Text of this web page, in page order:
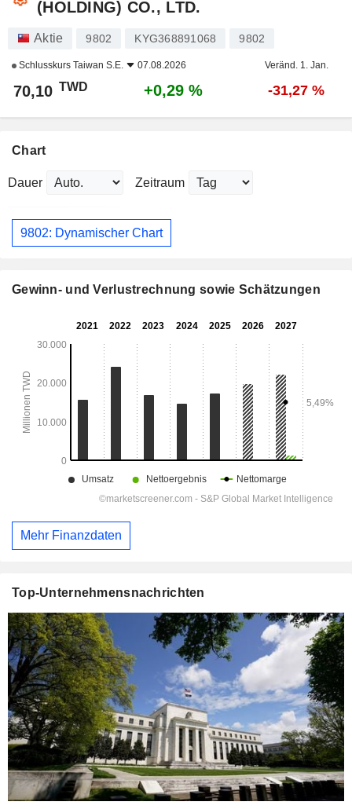
(HOLDING) CO., LTD.
Aktie 9802 KYG368891068 9802
Schlusskurs Taiwan S.E. 07.08.2026 Veränd. 1. Jan.
70,10 TWD +0,29 % -31,27 %
Chart
Dauer Zeitraum
9802: Dynamischer Chart
Gewinn- und Verlustrechnung sowie Schätzungen
Mehr Finanzdaten
Top-Unternehmensnachrichten